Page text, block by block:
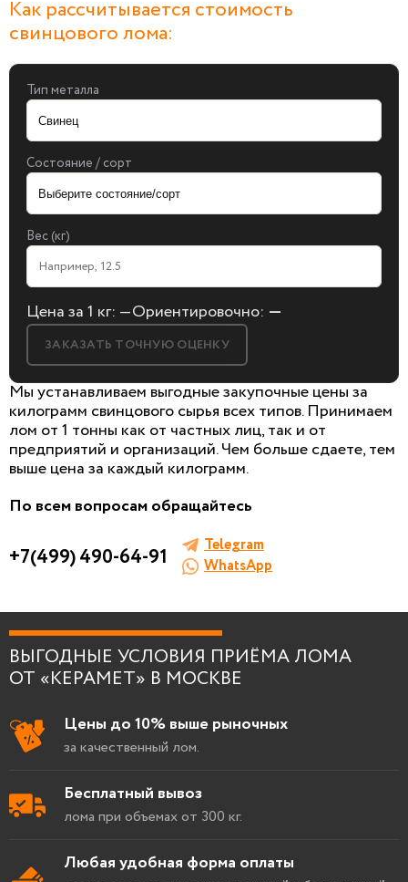
Как рассчитывается стоимость
свинцового лома:
Тип металла
Состояние / сорт
Вес (кг)
Цена за 1 кг: —Ориентировочно: —
ЗАКАЗАТЬ ТОЧНУЮ ОЦЕНКУ
БЕСПЛАТНАЯ КОНСУЛЬТАЦИЯ
И ОЦЕНКА ЛОМА
Я согласен наобработку персональных
данных.
Мы устанавливаем выгодные закупочные цены за
килограмм свинцового сырья всех типов. Принимаем
лом от 1 тонны как от частных лиц, так и от
предприятий и организаций. Чем больше сдаете, тем
выше цена за каждый килограмм.
По всем вопросам обращайтесь
+7(499) 490-64-91
Telegram
WhatsApp
ВЫГОДНЫЕ УСЛОВИЯ ПРИЁМА ЛОМА
ОТ «КЕРАМЕТ» В МОСКВЕ
Цены до 10% выше рыночных
за качественный лом.
Бесплатный вывоз
лома при объемах от 300 кг.
Любая удобная форма оплаты